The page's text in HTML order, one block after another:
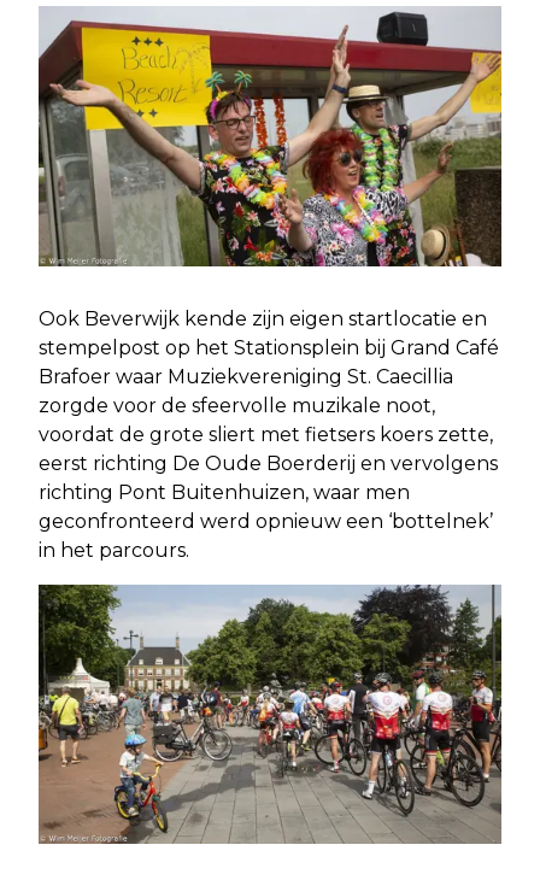
Ook Beverwijk kende zijn eigen startlocatie en
stempelpost op het Stationsplein bij Grand Café
Brafoer waar Muziekvereniging St. Caecillia
zorgde voor de sfeervolle muzikale noot,
voordat de grote sliert met fietsers koers zette,
eerst richting De Oude Boerderij en vervolgens
richting Pont Buitenhuizen, waar men
geconfronteerd werd opnieuw een ‘bottelnek’
in het parcours.